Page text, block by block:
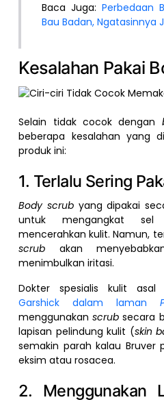
Baca Juga:Perbedaan
Bau Badan, Ngatasinnya
Kesalahan Pakai
Selain tidak cocok dengan
beberapa kesalahan yang
produk ini:
1. Terlalu Sering
Body scrub yang dipakai
untuk mengangkat
mencerahkan kulit. Namun,
scrub akan
menimbulkan iritasi.
Dokter spesialis kulit asal
Garshick dalam laman
menggunakanscrubsecara
lapisan pelindung kulit (skin
semakin parah kalau Bruver
eksim atau rosacea.
2. Menggunakan